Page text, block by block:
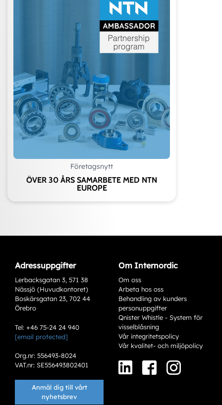
Företagsnytt
ÖVER 30 ÅRS SAMARBETE MED NTN
EUROPE
Adressuppgifter
Lerbacksgatan 3, 571 38
Nässjö (Huvudkontoret)
Boskärsgatan 23, 702 44
Örebro
Tel: +46 75-24 24 940
[email protected]
Org.nr: 556493-8024
VAT.nr: SE556493802401
Anmäl dig till vårt
nyhetsbrev
Om Internordic
Om oss
Arbeta hos oss
Behandling av kunders
personuppgifter
Qnister Whistle - System för
visselblåsning
Vår integritetspolicy
Vår kvalitet- och miljöpolicy